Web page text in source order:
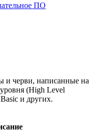
ПО
и черви, написанные на
(High Level
и других.